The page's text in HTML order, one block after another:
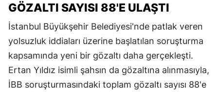
GÖZALTI SAYISI 88'E ULAŞTI
İstanbul Büyükşehir Belediyesi'nde patlak veren
yolsuzluk iddiaları üzerine başlatılan soruşturma
kapsamında yeni bir gözaltı daha gerçekleşti.
Ertan Yıldız isimli şahsın da gözaltına alınmasıyla,
İBB soruşturmasındaki toplam gözaltı sayısı 88'e